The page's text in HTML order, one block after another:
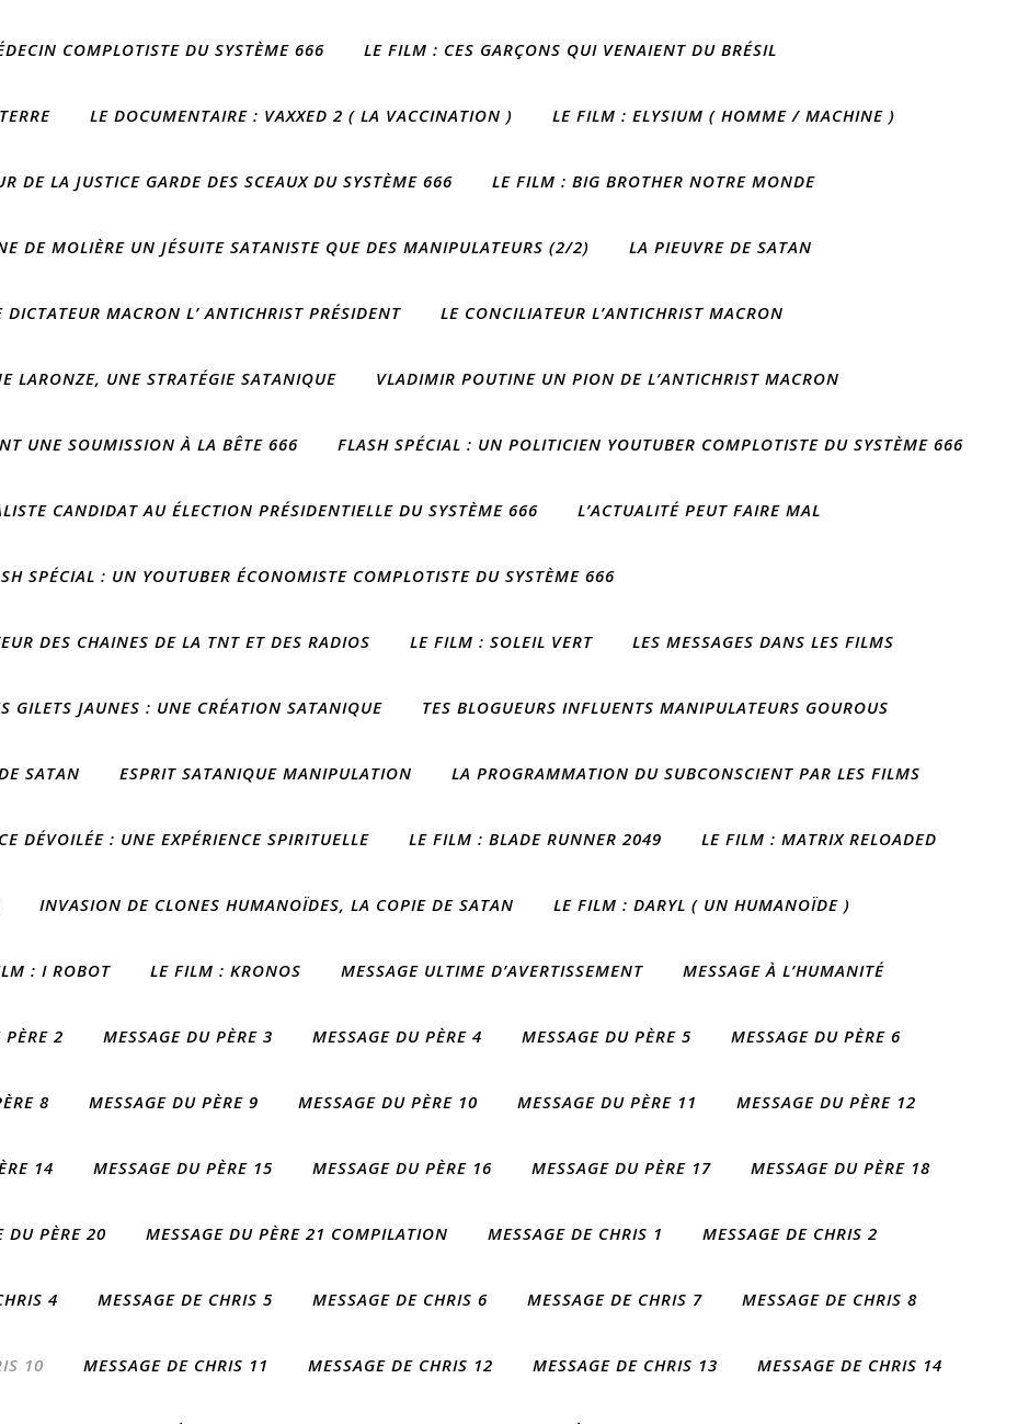
COMPLOTISTE DU SYSTÈME 666 LE FILM : CES GARÇONS QUI VENAIENT DU BRÉSIL
LE DOCUMENTAIRE : VAXXED 2 ( LA VACCINATION ) LE FILM : ELYSIUM ( HOMME / MACHINE )
DE LA JUSTICE GARDE DES SCEAUX DU SYSTÈME 666 LE FILM : BIG BROTHER NOTRE MONDE
DE MOLIÈRE UN JÉSUITE SATANISTE QUE DES MANIPULATEURS (2/2) LA PIEUVRE DE SATAN
MACRON L’ ANTICHRIST PRÉSIDENT LE CONCILIATEUR L’ANTICHRIST MACRON
LARONZE, UNE STRATÉGIE SATANIQUE VLADIMIR POUTINE UN PION DE L’ANTICHRIST MACRON
UNE SOUMISSION À LA BÊTE 666 FLASH SPÉCIAL : UN POLITICIEN YOUTUBER COMPLOTISTE DU SYSTÈME 666
CANDIDAT AU ÉLECTION PRÉSIDENTIELLE DU SYSTÈME 666 L’ACTUALITÉ PEUT FAIRE MAL
SPÉCIAL : UN YOUTUBER ÉCONOMISTE COMPLOTISTE DU SYSTÈME 666
DES CHAINES DE LA TNT ET DES RADIOS LE FILM : SOLEIL VERT LES MESSAGES DANS LES FILMS
GILETS JAUNES : UNE CRÉATION SATANIQUE TES BLOGUEURS INFLUENTS MANIPULATEURS GOUROUS
SATAN ESPRIT SATANIQUE MANIPULATION LA PROGRAMMATION DU SUBCONSCIENT PAR LES FILMS
DÉVOILÉE : UNE EXPÉRIENCE SPIRITUELLE LE FILM : BLADE RUNNER 2049 LE FILM : MATRIX RELOADED
INVASION DE CLONES HUMANOÏDES, LA COPIE DE SATAN LE FILM : DARYL ( UN HUMANOÏDE )
: I ROBOT LE FILM : KRONOS MESSAGE ULTIME D’AVERTISSEMENT MESSAGE À L’HUMANITÉ
PÈRE 2 MESSAGE DU PÈRE 3 MESSAGE DU PÈRE 4 MESSAGE DU PÈRE 5 MESSAGE DU PÈRE 6
8 MESSAGE DU PÈRE 9 MESSAGE DU PÈRE 10 MESSAGE DU PÈRE 11 MESSAGE DU PÈRE 12
14 MESSAGE DU PÈRE 15 MESSAGE DU PÈRE 16 MESSAGE DU PÈRE 17 MESSAGE DU PÈRE 18
DU PÈRE 20 MESSAGE DU PÈRE 21 COMPILATION MESSAGE DE CHRIS 1 MESSAGE DE CHRIS 2
4 MESSAGE DE CHRIS 5 MESSAGE DE CHRIS 6 MESSAGE DE CHRIS 7 MESSAGE DE CHRIS 8
10 MESSAGE DE CHRIS 11 MESSAGE DE CHRIS 12 MESSAGE DE CHRIS 13 MESSAGE DE CHRIS 14